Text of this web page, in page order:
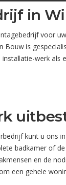
in
voor
Bouw is
werk als
kunt u ons
badkamer of
en de
een gehele